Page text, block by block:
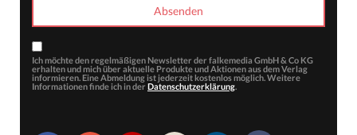
Ich möchte den regelmäßigen Newsletter der falkemedia GmbH & Co KG
erhalten und mich über aktuelle Produkte und Aktionen aus dem Verlag
informieren. Eine Abmeldung ist jederzeit kostenlos möglich. Weitere
Informationen finde ich in der Datenschutzerklärung.